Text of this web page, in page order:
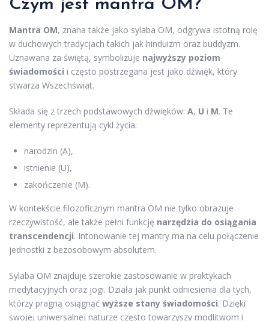
Czym jest mantra OM?
Mantra OM, znana także jako sylaba OM, odgrywa istotną rolę
w duchowych tradycjach takich jak hinduizm oraz buddyzm.
Uznawana za świętą, symbolizuje najwyższy poziom
świadomości i często postrzegana jest jako dźwięk, który
stwarza Wszechświat.
Składa się z trzech podstawowych dźwięków: A, U i M. Te
elementy reprezentują cykl życia:
narodzin (A),
istnienie (U),
zakończenie (M).
W kontekście filozoficznym mantra OM nie tylko obrazuje
rzeczywistość, ale także pełni funkcję narzędzia do osiągania
transcendencji. Intonowanie tej mantry ma na celu połączenie
jednostki z bezosobowym absolutem.
Sylaba OM znajduje szerokie zastosowanie w praktykach
medytacyjnych oraz jogi. Działa jak punkt odniesienia dla tych,
którzy pragną osiągnąć wyższe stany świadomości. Dzięki
swojej uniwersalnej naturze często towarzyszy modlitwom i